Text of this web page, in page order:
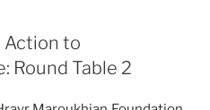
Action to
Round Table 2